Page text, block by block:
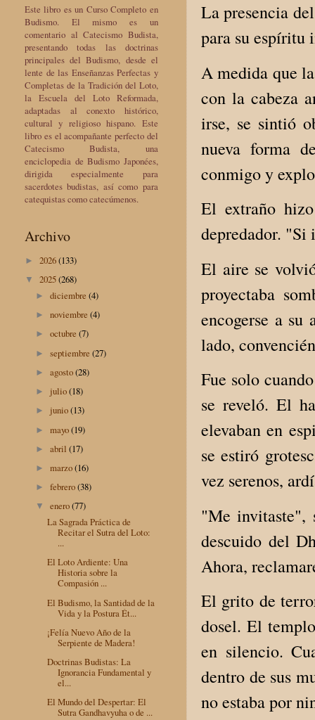
La presencia
para su espíritu
A medida que
con la cabeza
irse, se sintió
nueva forma
conmigo y
El extraño
depredador.
El aire se
proyectaba
encogerse a
lado,
Fue solo
se reveló. El
elevaban en
se estiró
vez serenos,
"Me invitaste",
descuido del
Ahora,
El grito de
dosel. El
en silencio.
dentro de sus
no estaba por
Este libro es un Curso Completo en
Budismo. El mismo es un
comentario al Catecismo Budista,
presentando todas las doctrinas
principales del Budismo, desde el
lente de las Enseñanzas Perfectas y
Completas de la Tradición del Loto,
la Escuela del Loto Reformada,
adaptadas al conexto histórico,
cultural y religioso hispano. Este
libro es el acompañante perfecto del
Catecismo Budista, una
enciclopedia de Budismo Japonées,
dirigida especialmente para
sacerdotes budistas, así como para
catequistas como catecúmenos.
Archivo
► 2026(133)
▼ 2025(268)
►diciembre(4)
►noviembre(4)
►octubre(7)
►septiembre(27)
►agosto(28)
► julio(18)
► junio(13)
►mayo(19)
►abril(17)
►marzo(16)
►febrero(38)
▼enero(77)
La Sagrada Práctica de
Recitar el Sutra del Loto:
...
El Loto Ardiente: Una
Historia sobre la
Compasión ...
El Budismo, la Santidad de la
Vida y la Postura Ét...
¡Felía Nuevo Año de la
Serpiente de Madera!
Doctrinas Budistas: La
Ignorancia Fundamental y
el...
El Mundo del Despertar: El
Sutra Gandhavyuha o de ...